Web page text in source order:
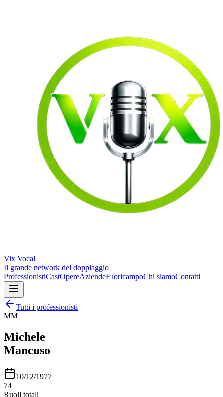
Vix Vocal
Il grande network del doppiaggio
ProfessionistiCastOpereAziendeFuoricampoChi siamoContatti
Tutti i professionisti
MM
Michele
Mancuso
10/12/1977
74
Ruoli totali